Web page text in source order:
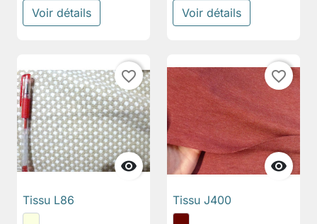
Voir détails Voir détails

favorite_border
Tissu L86

favorite_border
Tissu J400